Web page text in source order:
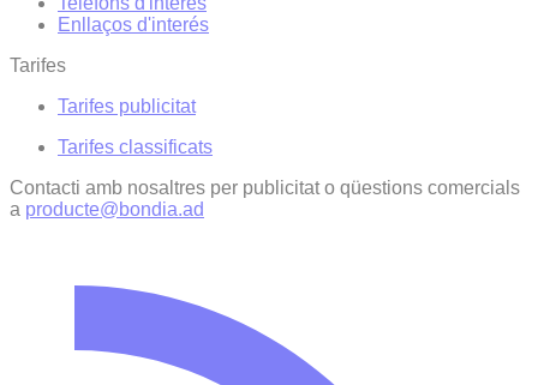
Enllaços d'interés
Tarifes
Tarifes publicitat
Tarifes classificats
Contacti amb nosaltres per publicitat o qüestions comercials
a producte@bondia.ad